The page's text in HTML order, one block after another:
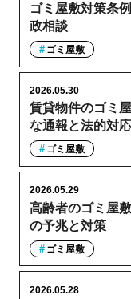
ゴミ屋敷対策条
政相談
ゴミ屋敷
賃貸物件のゴミ
な通報と法的対応
2026.05.30
ゴミ屋敷
高齢者のゴミ屋
の予兆と対策
2026.05.29
ゴミ屋敷
2026.05.28